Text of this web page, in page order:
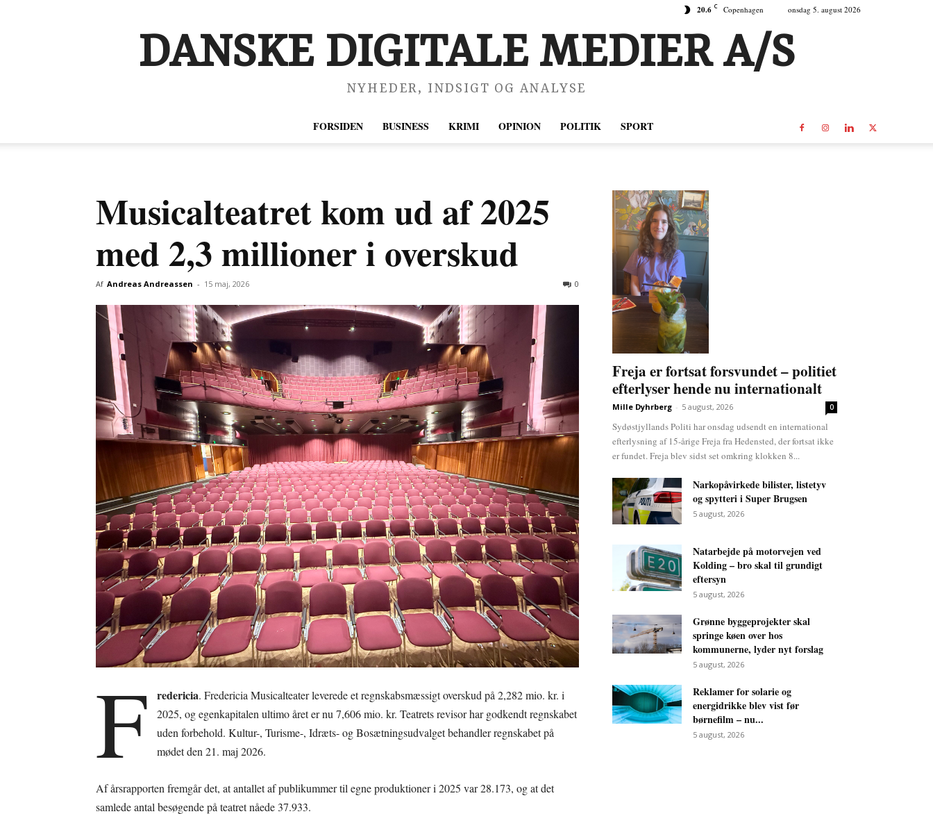
20.6 C Copenhagen onsdag 5. august 2026
DANSKE DIGITALE MEDIER A/S
NYHEDER, INDSIGT OG ANALYSE
FORSIDEN BUSINESS KRIMI OPINION POLITIK SPORT
Musicalteatret kom ud af 2025
med 2,3 millioner i overskud
Af Andreas Andreassen - 15 maj, 2026 0
F redericia. Fredericia Musicalteater leverede et regnskabsmæssigt overskud på 2,282 mio. kr. i
2025, og egenkapitalen ultimo året er nu 7,606 mio. kr. Teatrets revisor har godkendt regnskabet
uden forbehold. Kultur-, Turisme-, Idræts- og Bosætningsudvalget behandler regnskabet på
mødet den 21. maj 2026.
Af årsrapporten fremgår det, at antallet af publikummer til egne produktioner i 2025 var 28.173, og at det
samlede antal besøgende på teatret nåede 37.933.
Freja er fortsat forsvundet – politiet
efterlyser hende nu internationalt
Mille Dyhrberg - 5 august, 2026 0
Sydøstjyllands Politi har onsdag udsendt en international
efterlysning af 15-årige Freja fra Hedensted, der fortsat ikke
er fundet. Freja blev sidst set omkring klokken 8...
Narkopåvirkede bilister, listetyv
og spytteri i Super Brugsen
5 august, 2026
Natarbejde på motorvejen ved
Kolding – bro skal til grundigt
eftersyn
5 august, 2026
Grønne byggeprojekter skal
springe køen over hos
kommunerne, lyder nyt forslag
5 august, 2026
Reklamer for solarie og
energidrikke blev vist før
børnefilm – nu...
5 august, 2026